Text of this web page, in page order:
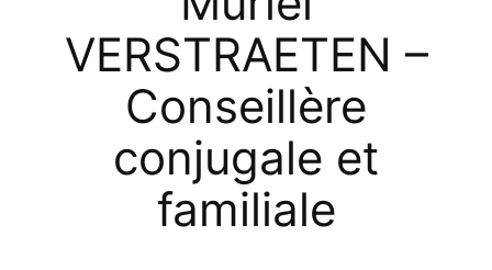
VERSTRAETEN –
Conseillère
conjugale et
familiale